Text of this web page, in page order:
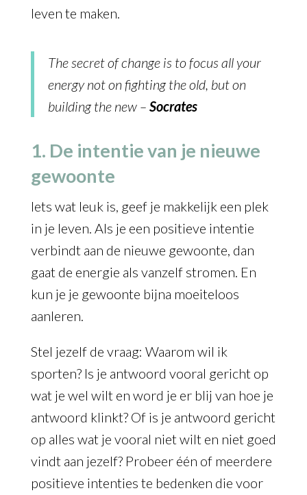
leven te maken.
The secret of change is to focus all your
energy not on fighting the old, but on
building the new – Socrates
1. De intentie van je nieuwe
gewoonte
Iets wat leuk is, geef je makkelijk een plek
in je leven. Als je een positieve intentie
verbindt aan de nieuwe gewoonte, dan
gaat de energie als vanzelf stromen. En
kun je je gewoonte bijna moeiteloos
aanleren.
Stel jezelf de vraag: Waarom wil ik
sporten? Is je antwoord vooral gericht op
wat je wel wilt en word je er blij van hoe je
antwoord klinkt? Of is je antwoord gericht
op alles wat je vooral niet wilt en niet goed
vindt aan jezelf? Probeer één of meerdere
positieve intenties te bedenken die voor